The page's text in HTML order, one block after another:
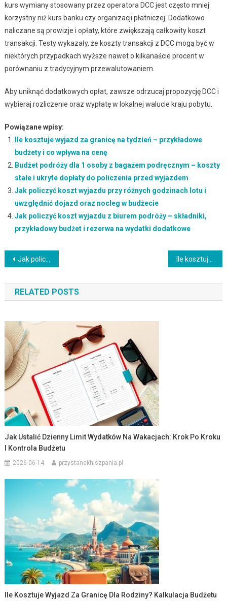
kurs wymiany stosowany przez operatora DCC jest często mniej
korzystny niż kurs banku czy organizacji płatniczej. Dodatkowo
naliczane są prowizje i opłaty, które zwiększają całkowity koszt
transakcji. Testy wykazały, że koszty transakcji z DCC mogą być w
niektórych przypadkach wyższe nawet o kilkanaście procent w
porównaniu z tradycyjnym przewalutowaniem.
Aby uniknąć dodatkowych opłat, zawsze odrzucaj propozycję DCC i
wybieraj rozliczenie oraz wypłatę w lokalnej walucie kraju pobytu.
Powiązane wpisy:
Ile kosztuje wyjazd za granicę na tydzień – przykładowe
budżety i co wpływa na cenę
Budżet podróży dla 1 osoby z bagażem podręcznym – koszty
stałe i ukryte dopłaty do policzenia przed wyjazdem
Jak policzyć koszt wyjazdu przy różnych godzinach lotu i
uwzględnić dojazd oraz nocleg w budżecie
Jak policzyć koszt wyjazdu z biurem podróży – składniki,
przykładowy budżet i rezerwa na wydatki dodatkowe
Nawigacja
wpisu
Jak policzyć koszt krótkiego wyjazdu bez dodatkowego noclegu i nie zaniżyć budżetu na dobę
RELATED POSTS
Jak Ustalić Dzienny Limit Wydatków Na Wakacjach: Krok Po Kroku
I Kontrola Budżetu
2026-06-14 przystanekhiszpania.pl
Ile Kosztuje Wyjazd Za Granicę Dla Rodziny? Kalkulacja Budżetu